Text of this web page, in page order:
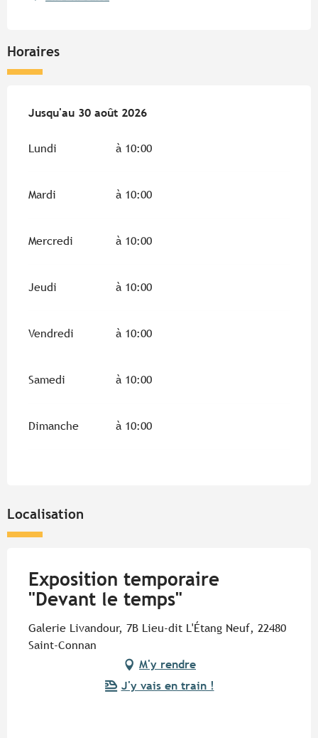
Horaires
Du7 juin 2026au 30 août 2026
Jusqu'au 30 août 2026
Lundi à 10:00
Mardi à 10:00
Mercredi à 10:00
Jeudi à 10:00
Vendredi à 10:00
Samedi à 10:00
Dimanche à 10:00
Localisation
Exposition temporaire
"Devant le temps"
Galerie Livandour, 7B Lieu-dit L'Étang Neuf, 22480
Saint-Connan
M'y rendre
J'y vais en train !